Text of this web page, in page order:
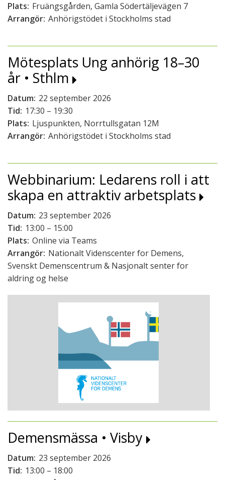
Plats: Fruängsgården, Gamla Södertäljevägen 7
Arrangör: Anhörigstödet i Stockholms stad
Mötesplats Ung anhörig 18–30
år • Sthlm
Datum: 22 september 2026
Tid: 17:30 – 19:30
Plats: Ljuspunkten, Norrtullsgatan 12M
Arrangör: Anhörigstödet i Stockholms stad
Webbinarium: Ledarens roll i att
skapa en attraktiv arbetsplats
Datum: 23 september 2026
Tid: 13:00 – 15:00
Plats: Online via Teams
Arrangör: Nationalt Videnscenter for Demens,
Svenskt Demenscentrum & Nasjonalt senter for
aldring og helse
Demensmässa • Visby
Datum: 23 september 2026
Tid: 13:00 – 18:00